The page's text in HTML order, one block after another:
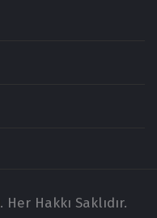
. Her Hakkı Saklıdır.